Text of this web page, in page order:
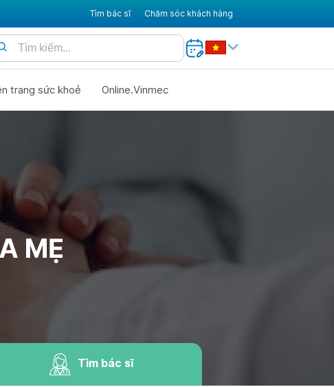
Tìm bác sĩ Chăm sóc khách hàng
trang sức khoẻ Online.Vinmec
MẸ
Tìm bác sĩ